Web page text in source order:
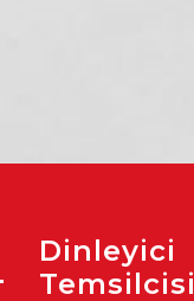
Dinleyici
Temsilcisi